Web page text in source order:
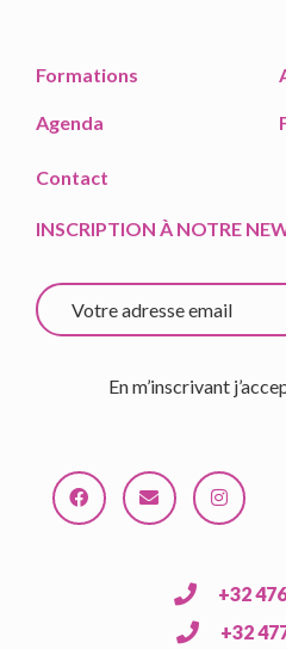
Formations
Agenda
Contact
INSCRIPTION À NOTRE
En m’inscrivant
+32
+32